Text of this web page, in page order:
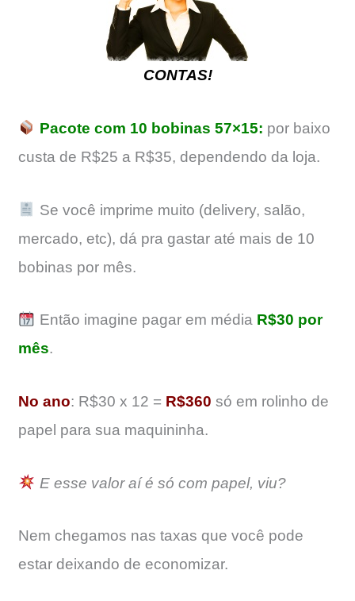
CONTAS!
Pacote com 10 bobinas 57×15: por baixo
custa de R$25 a R$35, dependendo da loja.
Se você imprime muito (delivery, salão,
mercado, etc), dá pra gastar até mais de 10
bobinas por mês.
Então imagine pagar em média R$30 por
mês.
No ano: R$30 x 12 = R$360 só em rolinho de
papel para sua maquininha.
E esse valor aí é só com papel, viu?
Nem chegamos nas taxas que você pode
estar deixando de economizar.